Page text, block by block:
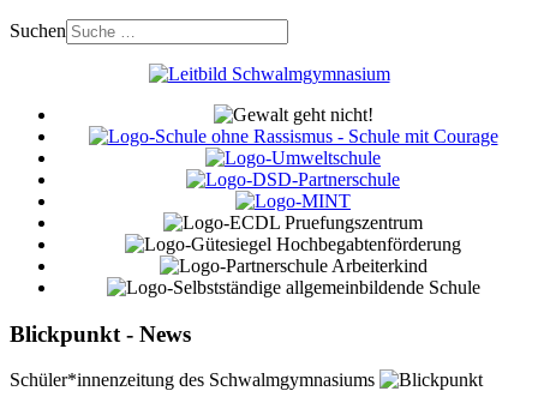
Suchen
Blickpunkt - News
Schüler*innenzeitung des Schwalmgymnasiums